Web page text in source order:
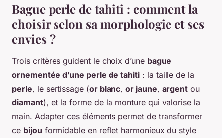
Bague perle de tahiti : comment la
choisir selon sa morphologie et ses
envies ?
Trois critères guident le choix d’une bague
ornementée d’une perle de tahiti : la taille de la
perle, le sertissage (or blanc, or jaune, argent ou
diamant), et la forme de la monture qui valorise la
main. Adapter ces éléments permet de transformer
ce bijou formidable en reflet harmonieux du style